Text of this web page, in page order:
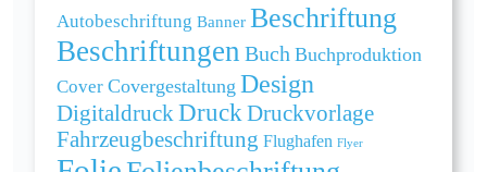
Autobeschriftung Banner Beschriftung
Beschriftungen Buch Buchproduktion
Cover Covergestaltung Design
DigitaldruckDruckDruckvorlage
Fahrzeugbeschriftung Flughafen Flyer